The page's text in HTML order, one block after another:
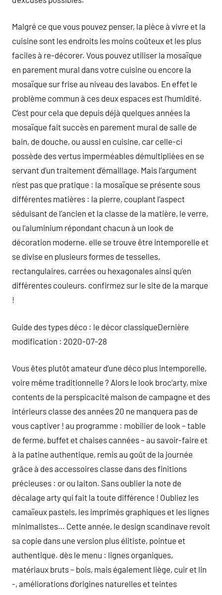
Malgré ce que vous pouvez penser, la pièce à vivre et la
cuisine sont les endroits les moins coûteux et les plus
faciles à re-décorer. Vous pouvez utiliser la mosaïque
en parement mural dans votre cuisine ou encore la
mosaïque sur frise au niveau des lavabos. En effet le
problème commun à ces deux espaces est l’humidité.
C’est pour cela que depuis déjà quelques années la
mosaïque fait succès en parement mural de salle de
bain, de douche, ou aussi en cuisine, car celle-ci
possède des vertus imperméables démultipliées en se
servant d’un traitement d’émaillage. Mais l’argument
n’est pas que pratique : la mosaïque se présente sous
différentes matières : la pierre, couplant l’aspect
séduisant de l’ancien et la classe de la matière, le verre,
ou l’aluminium répondant chacun à un look de
décoration moderne. elle se trouve être intemporelle et
se divise en plusieurs formes de tesselles,
rectangulaires, carrées ou hexagonales ainsi qu’en
différentes couleurs. confirmez sur le site de la marque
!
Guide des types déco : le décor classiqueDernière
modification : 2020-07-28
Vous êtes plutôt amateur d’une déco plus intemporelle,
voire même traditionnelle ? Alors le look broc’arty, mixe
contents de la perspicacité maison de campagne et des
intérieurs classe des années 20 ne manquera pas de
vous captiver ! au programme : mobilier de look – table
de ferme, buffet et chaises cannées – au savoir-faire et
à la patine authentique, remis au goût de la journée
grâce à des accessoires classe dans des finitions
précieuses : or ou laiton. Sans oublier la note de
décalage arty qui fait la toute différence ! Oubliez les
camaïeux pastels, les imprimés graphiques et les lignes
minimalistes… Cette année, le design scandinave revoit
sa copie dans une version plus élitiste, pointue et
authentique. dès le menu : lignes organiques,
matériaux bruts – bois, mais également liège, cuir et lin
-, améliorations d’origines naturelles et teintes